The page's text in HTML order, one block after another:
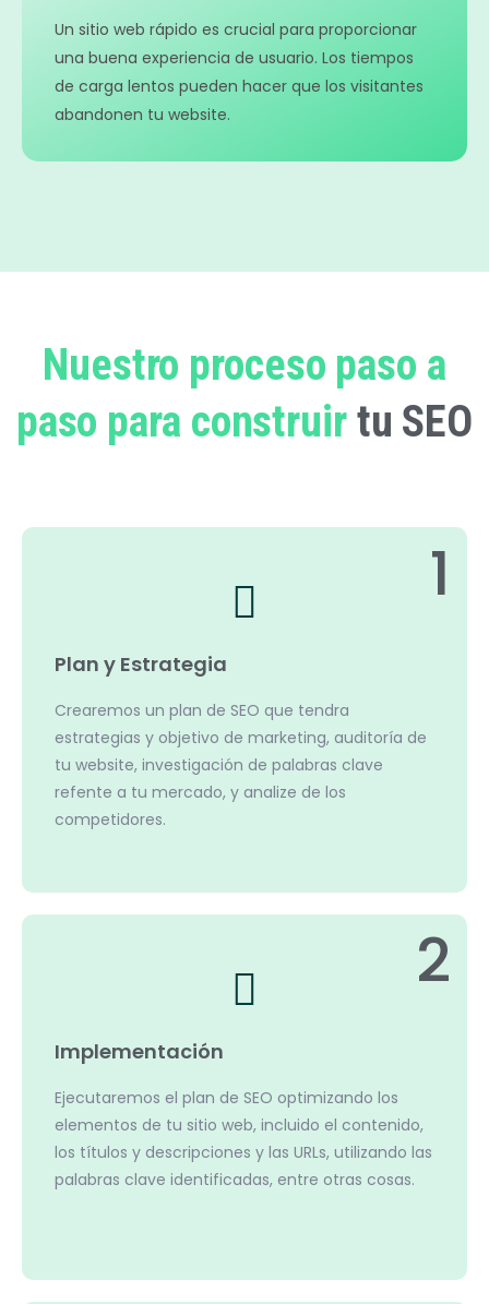
Un sitio web rápido es crucial para proporcionar
una buena experiencia de usuario. Los tiempos
de carga lentos pueden hacer que los visitantes
abandonen tu website.
Nuestro proceso paso a
paso para construirtu SEO
Plan y Estrategia
Crearemos un plan de SEO que tendra
estrategias y objetivo de marketing, auditoría de
tu website, investigación de palabras clave
refente a tu mercado, y analize de los
competidores.
1
Implementación
Ejecutaremos el plan de SEO optimizando los
elementos de tu sitio web, incluido el contenido,
los títulos y descripciones y las URLs, utilizando las
palabras clave identificadas, entre otras cosas.
2